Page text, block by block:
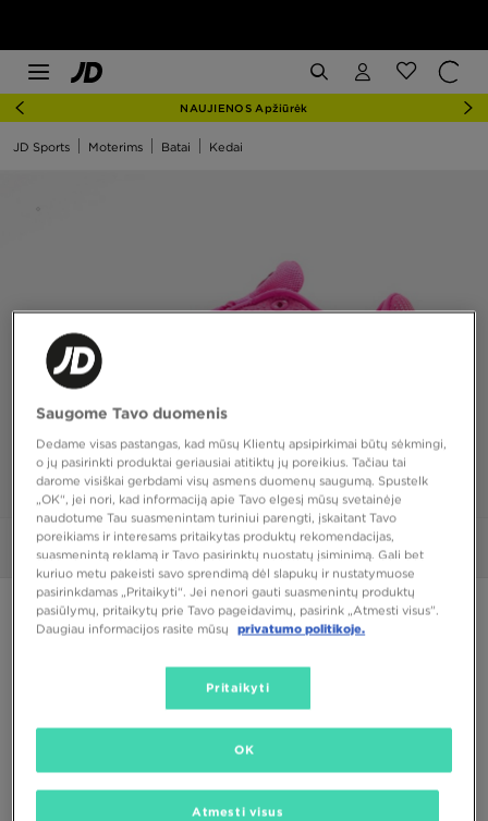
NAUJIENOS Apžiūrėk
JD Sports Moterims Batai Kedai
Nuotraukos 360°
PUIKUS PASIŪLYMAS
Rožinė
Saugome Tavo duomenis
Dedame visas pastangas, kad mūsų Klientų apsipirkimai būtų sėkmingi,
o jų pasirinkti produktai geriausiai atitiktų jų poreikius. Tačiau tai
darome visiškai gerbdami visų asmens duomenų saugumą. Spustelk
„OK“, jei nori, kad informaciją apie Tavo elgesį mūsų svetainėje
naudotume Tau suasmenintam turiniui parengti, įskaitant Tavo
poreikiams ir interesams pritaikytas produktų rekomendacijas,
suasmenintą reklamą ir Tavo pasirinktų nuostatų įsiminimą. Gali bet
kuriuo metu pakeisti savo sprendimą dėl slapukų ir nustatymuose
pasirinkdamas „Pritaikyti“. Jei nenori gauti suasmenintų produktų
pasiūlymų, pritaikytų prie Tavo pageidavimų, pasirink „Atmesti visus”.
Daugiau informacijos rasite mūsų
privatumo politikoje.
Pritaikyti
Atmesti visus
OK